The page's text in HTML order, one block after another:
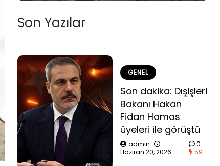
Son Yazılar
GENEL
Son dakika: Dışişleri
Bakanı Hakan
Fidan Hamas
üyeleri ile görüştü
admin
Haziran 20, 2026
0
59